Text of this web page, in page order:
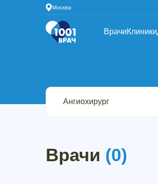
Москва
ВрачиКлиники
Врачи (0)